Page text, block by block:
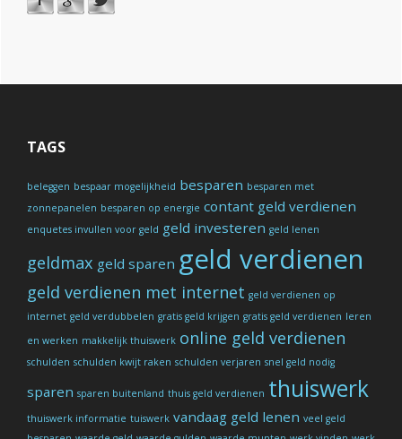
TAGS
beleggen bespaar mogelijkheid besparen besparen met
zonnepanelen besparen op energie contant geld verdienen
enquetes invullen voor geld geld investeren geld lenen
geldmax geld sparen geld verdienen
geld verdienen met internet geld verdienen op
internet geld verdubbelen gratis geld krijgen gratis geld verdienen leren
en werken makkelijk thuiswerk online geld verdienen
schulden schulden kwijt raken schulden verjaren snel geld nodig
sparen sparen buitenland thuis geld verdienen thuiswerk
thuiswerk informatie tuiswerk vandaag geld lenen veel geld